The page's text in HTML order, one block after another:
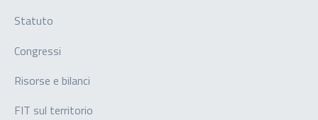
Statuto
Congressi
Risorse e bilanci
FIT sul territorio